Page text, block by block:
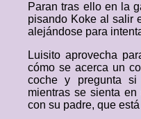
Paran tras ello en la
pisando Koke al salir
alejándose para
Luisito aprovecha
cómo se acerca un
coche y pregunta
mientras se sienta
con su padre, que